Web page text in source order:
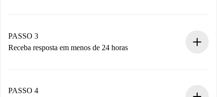
Não cobramos nada até que o proprietário confirme.
PASSO 3
Receba resposta em menos de 24 horas
proprietário.
PASSO 4